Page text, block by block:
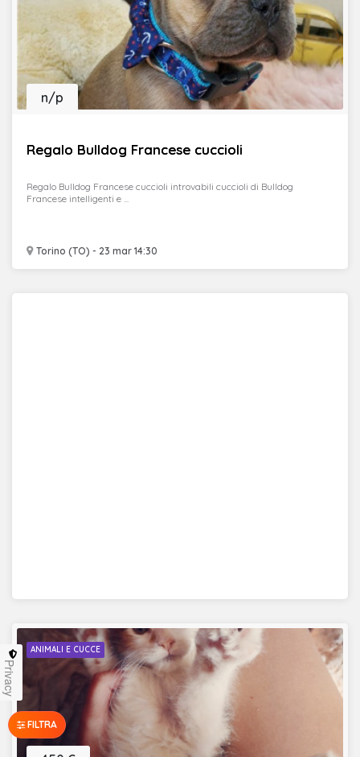
Regalo Bulldog Francese cuccioli
Torino (TO) - 23 mar 14:30
n/p
Regalo Bulldog Francese cuccioli introvabili cuccioli di Bulldog
Francese intelligenti e ...
ANIMALI E CUCCE
FILTRA
Privacy